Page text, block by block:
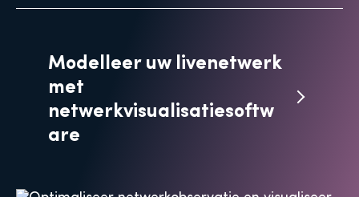
Modelleer uw livenetwerk
met
netwerkvisualisatiesoftw
are